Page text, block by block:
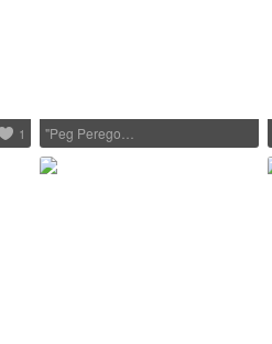
1 "Peg Perego…